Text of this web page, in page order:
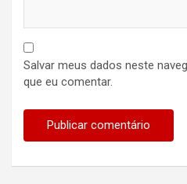
Salvar meus dados neste
que eu comentar.